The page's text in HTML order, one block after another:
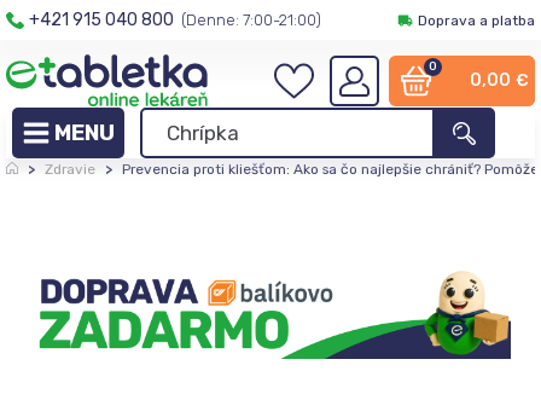
+421 915 040 800 (Denne: 7:00-21:00) Doprava a platba
0
0,00 €
> Zdravie > Prevencia proti kliešťom: Ako sa čo najlepšie chrániť?